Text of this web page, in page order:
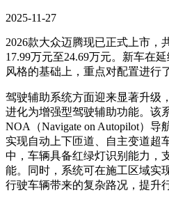
2025-11-27
2026款大众迈腾现已正式上市，
17.99万元至24.69万元。新车在
风格的基础上，重点对配置进行
驾驶辅助系统方面迎来显著升级
进化为增强型驾驶辅助功能。该
NOA（Navigate on Autopilot）
实现自动上下匝道、自主变道超
中，车辆具备红绿灯识别能力，
能。同时，系统可在施工区域实
行驶车辆带来的复杂路况，提升